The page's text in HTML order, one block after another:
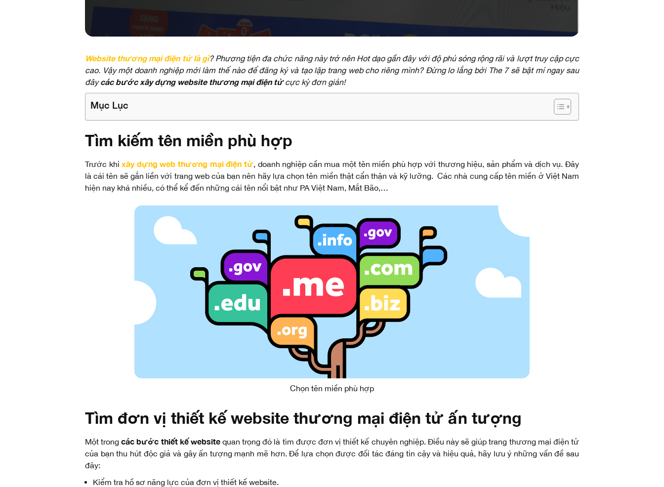
Website thương mại điện tử là gì? Phương tiện đa chức năng này trở nên Hot dạo gần đây với độ phủ sóng rộng rãi và lượt truy cập cực
cao. Vậy một doanh nghiệp mới làm thế nào để đăng ký và tạo lập trang web cho riêng mình? Đừng lo lắng bởi The 7 sẽ bật mí ngay sau
đâycác bước xây dựng website thương mại điện tửcực kỳ đơn giản!
Mục Lục
Tìm kiếm tên miền phù hợp
Trước khixây dựng web thương mại điện tử, doanh nghiệp cần mua một tên miền phù hợp với thương hiệu, sản phẩm và dịch vụ. Đây
là cái tên sẽ gắn liền với trang web của bạn nên hãy lựa chọn tên miền thật cẩn thận và kỹ lưỡng. Các nhà cung cấp tên miền ở Việt Nam
hiện nay khá nhiều, có thể kể đến những cái tên nổi bật như PA Việt Nam, Mắt Bão,…
Chọn tên miền phù hợp
Tìm đơn vị thiết kế website thương mại điện tử ấn tượng
Một trongcác bước thiết kế websitequan trọng đó là tìm được đơn vị thiết kế chuyên nghiệp. Điều này sẽ giúp trang thương mại điện tử
của bạn thu hút độc giả và gây ấn tượng mạnh mẽ hơn. Để lựa chọn được đối tác đáng tin cậy và hiệu quả, hãy lưu ý những vấn đề sau
đây:
Kiểm tra hồ sơ năng lực của đơn vị thiết kế website.